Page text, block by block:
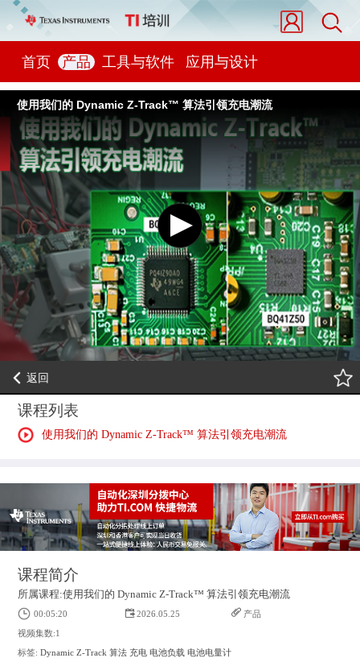
首页 产品 工具与软件 应用与设计
使用我们的 Dynamic Z-Track™️ 算法引领充电潮流
返回
课程列表
使用我们的 Dynamic Z-Track™️ 算法引领充电潮流
课程简介
所属课程:使用我们的 Dynamic Z-Track™️ 算法引领充电潮流
00:05:20 2026.05.25
产品
视频集数:1
标签:Dynamic Z-Track 算法 充电 电池负载 电池电量计